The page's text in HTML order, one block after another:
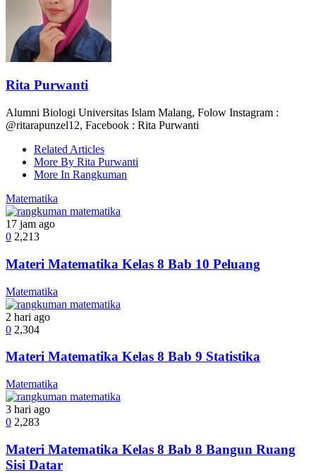
Rita Purwanti
Alumni Biologi Universitas Islam Malang, Folow Instagram :
@ritarapunzel12, Facebook : Rita Purwanti
Related Articles
More By Rita Purwanti
More In Rangkuman
Matematika
17 jam ago
0 2,213
Materi Matematika Kelas 8 Bab 10 Peluang
Matematika
2 hari ago
0 2,304
Materi Matematika Kelas 8 Bab 9 Statistika
Matematika
3 hari ago
0 2,283
Materi Matematika Kelas 8 Bab 8 Bangun Ruang
Sisi Datar